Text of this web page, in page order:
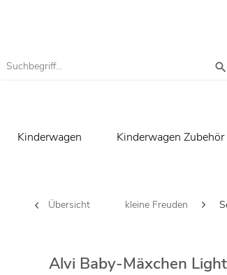
Kinderwagen Kinderwagen Zubehör
Übersicht kleine Freuden
Alvi Baby-Mäxchen